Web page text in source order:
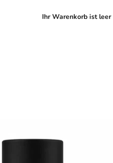
Ihr Warenkorb ist leer